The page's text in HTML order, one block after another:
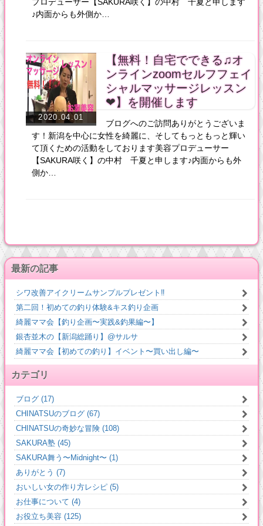
♪内面からも外側か…
2020.04.01
【無料！自宅でできる♫オ
ンラインzoomセルフフェイ
シャルマッサージレッスン
❤︎】を開催します
ブログへのご訪問ありがとうございま
す！新潟を中心に女性を綺麗に、そしてもっともっと輝い
て頂くための活動をしております美容プロデューサー
【SAKURA咲く】の中村 千夏と申します♪内面からも外
側か…
最新の記事
シワ改善アイクリームサンプルプレゼント‼️
第二回！初めての釣り体験&キス釣り企画
綺麗ママ会【釣り企画〜実践&釣果編〜】
銀杏並木の【新潟総踊り】@サルサ
綺麗ママ会【初めての釣り】イベント〜買い出し編〜
カテゴリ
ブログ (17)
CHINATSUのブログ (67)
CHINATSUの奇妙な冒険 (108)
SAKURA塾 (45)
SAKURA舞う〜Midnight〜 (1)
ありがとう (7)
おいしい女の作り方レシピ (5)
お仕事について (4)
お役立ち美容 (125)